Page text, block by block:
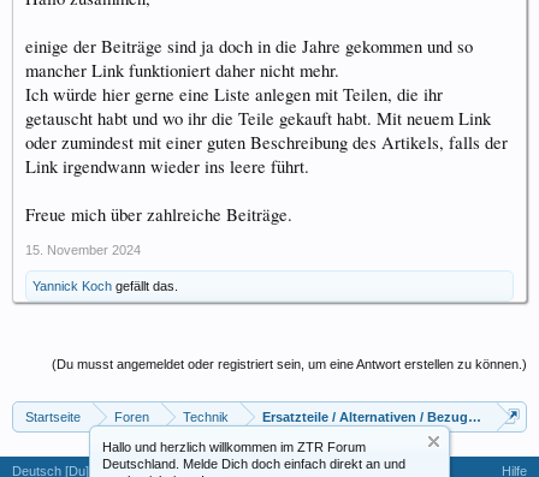
Hallo und herzlich willkommen im ZTR Forum
Deutschland. Melde Dich doch einfach direkt an und
einige der Beiträge sind ja doch in die Jahre gekommen und so
mancher Link funktioniert daher nicht mehr.
Ich würde hier gerne eine Liste anlegen mit Teilen, die ihr
getauscht habt und wo ihr die Teile gekauft habt. Mit neuem Link
oder zumindest mit einer guten Beschreibung des Artikels, falls der
Link irgendwann wieder ins leere führt.
Freue mich über zahlreiche Beiträge.
15. November 2024
Yannick Koch gefällt das.
(Du musst angemeldet oder registriert sein, um eine Antwort erstellen zu können.)
Startseite Foren Technik Ersatzteile / Alternativen / Bezugsquellen
Deutsch [Du] Hilfe